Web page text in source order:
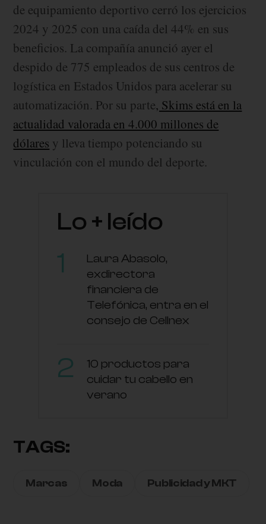
de equipamiento deportivo cerró los ejercicios
2024 y 2025 con una caída del 44% en sus
beneficios. La compañía anunció ayer el
despido de 775 empleados de sus centros de
logística en Estados Unidos para acelerar su
automatización. Por su parte, Skims está en la
actualidad valorada en 4.000 millones de
dólares y lleva tiempo potenciando su
vinculación con el mundo del deporte.
Lo + leído
Laura Abasolo,
exdirectora
financiera de
Telefónica, entra en el
consejo de Cellnex
10 productos para
cuidar tu cabello en
verano
TAGS:
Marcas Moda Publicidad y MKT